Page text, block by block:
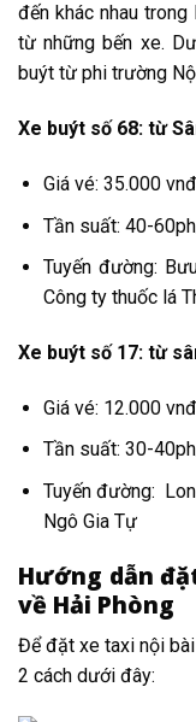
đến khác nhau
từnhững bến xe.
buýt từ phi trường
Xe buýt số 68: từ
Giá vé: 35.000
Tần suất: 40-
Tuyến đường:
Công ty thuốc lá
Xe buýt số 17: từ
Giá vé: 12.000
Tần suất: 30-
Tuyến đường:
Ngô Gia Tự
Hướng dẫn
về Hải Phòng
Để đặt xe taxi nội
2 cách dưới đây: